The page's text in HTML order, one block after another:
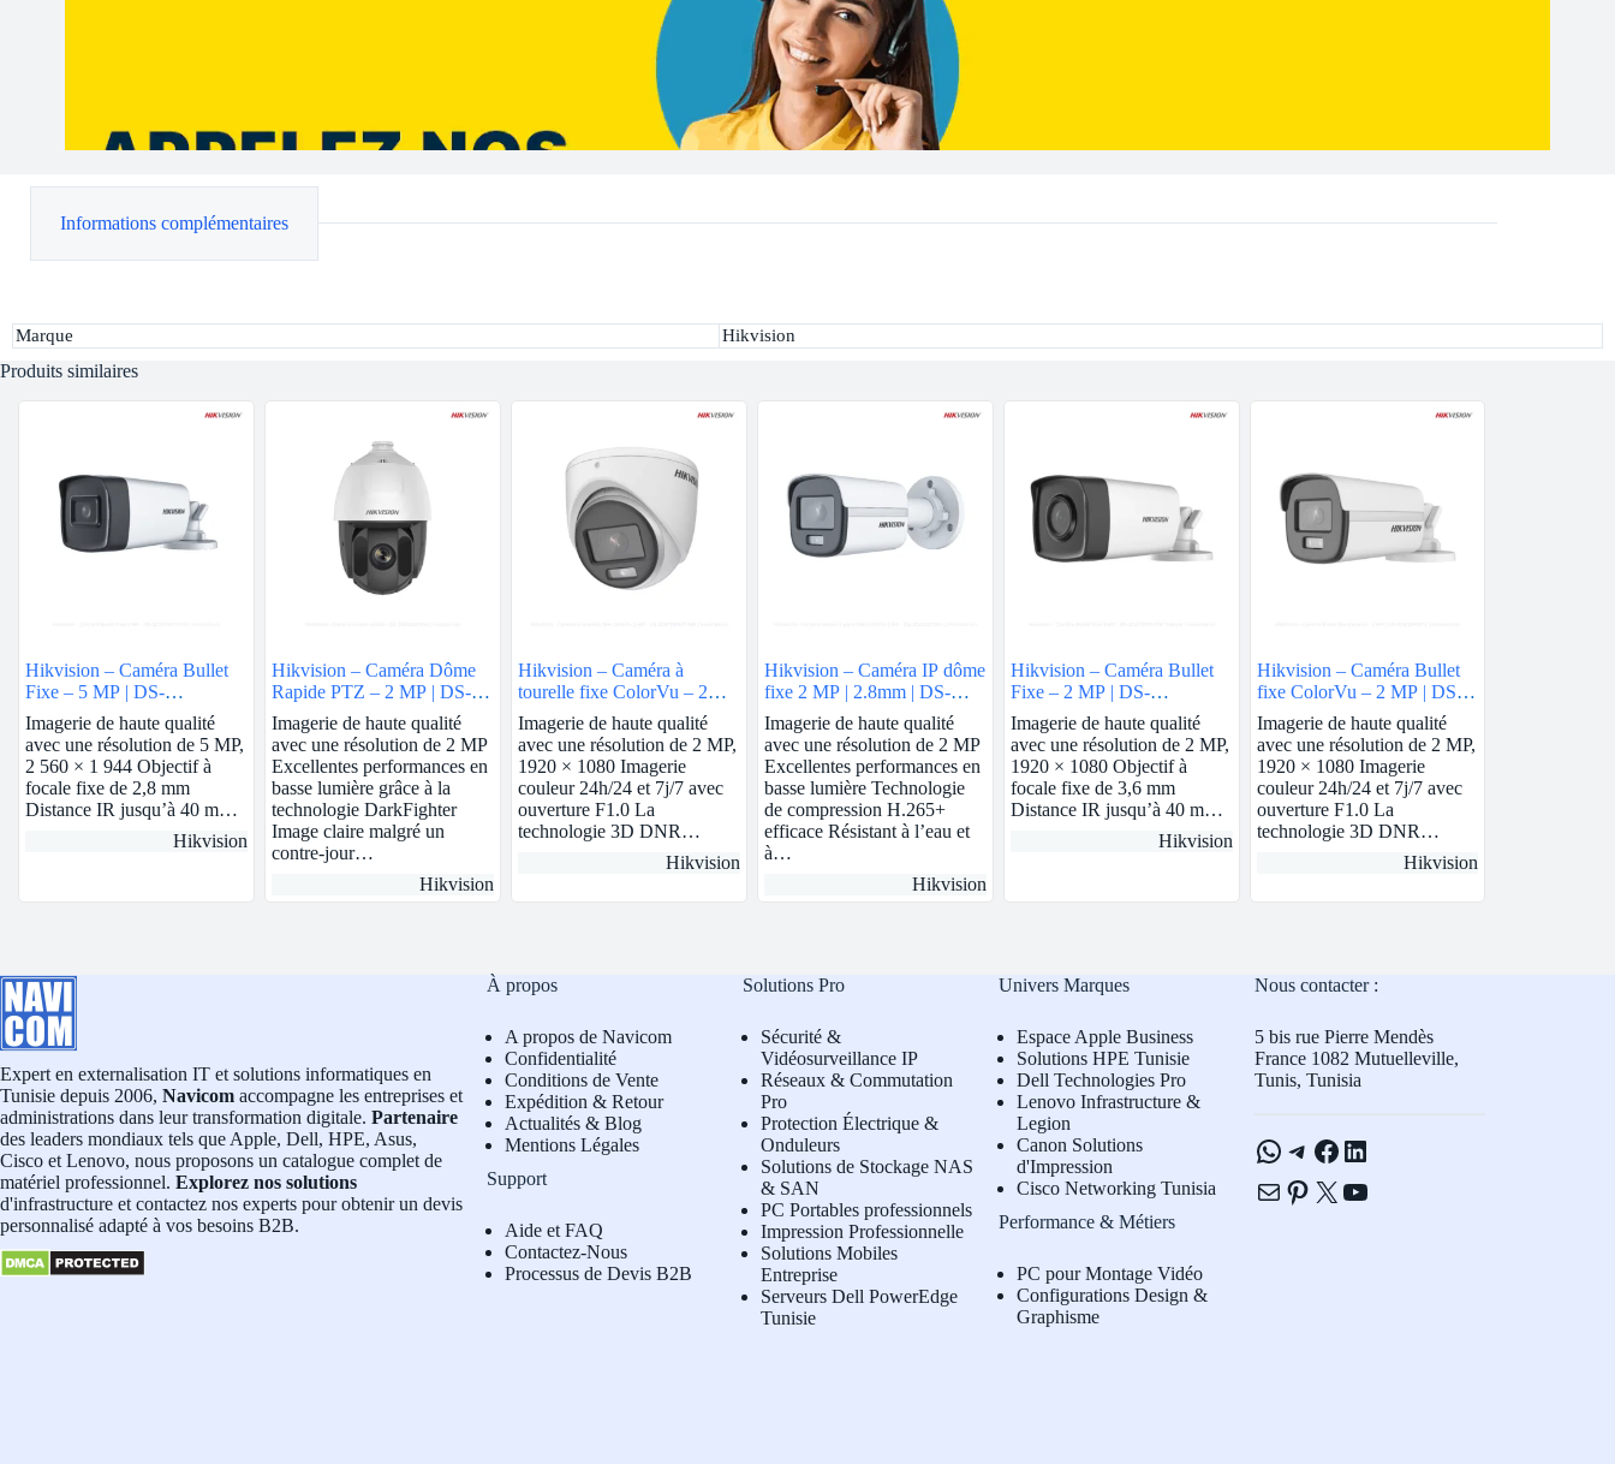
Informations complémentaires
Marque Hikvision
Produits similaires
Hikvision – Caméra Bullet
Fixe – 5 MP | DS-
2CE17H0T-IT3F
Imagerie de haute qualité
avec une résolution de 5 MP,
2 560 × 1 944 Objectif à
focale fixe de 2,8 mm
Distance IR jusqu’à 40 m…
Hikvision
Hikvision – Caméra Dôme
Rapide PTZ – 2 MP | DS-
2AE5225TI-A
Imagerie de haute qualité
avec une résolution de 2 MP
Excellentes performances en
basse lumière grâce à la
technologie DarkFighter
Image claire malgré un
contre-jour…
Hikvision
Hikvision – Caméra à
tourelle fixe ColorVu – 2
MP | DS-2CE70DF0T-MF
Imagerie de haute qualité
avec une résolution de 2 MP,
1920 × 1080 Imagerie
couleur 24h/24 et 7j/7 avec
ouverture F1.0 La
technologie 3D DNR…
Hikvision
Hikvision – Caméra IP dôme
fixe 2 MP | 2.8mm | DS-
2CD1123G0E-I
Imagerie de haute qualité
avec une résolution de 2 MP
Excellentes performances en
basse lumière Technologie
de compression H.265+
efficace Résistant à l’eau et
à…
Hikvision
Hikvision – Caméra Bullet
Fixe – 2 MP | DS-
2CE17D0T-IT3F
Imagerie de haute qualité
avec une résolution de 2 MP,
1920 × 1080 Objectif à
focale fixe de 3,6 mm
Distance IR jusqu’à 40 m…
Hikvision
Hikvision – Caméra Bullet
fixe ColorVu – 2 MP | DS-
2CE12DF0T-F
Imagerie de haute qualité
avec une résolution de 2 MP,
1920 × 1080 Imagerie
couleur 24h/24 et 7j/7 avec
ouverture F1.0 La
technologie 3D DNR…
Hikvision
Expert en externalisation IT et solutions informatiques en
Tunisie depuis 2006, Navicom accompagne les entreprises et
administrations dans leur transformation digitale. Partenaire
des leaders mondiaux tels que Apple, Dell, HPE, Asus,
Cisco et Lenovo, nous proposons un catalogue complet de
matériel professionnel. Explorez nos solutions
d'infrastructure et contactez nos experts pour obtenir un devis
personnalisé adapté à vos besoins B2B.
À propos
A propos de Navicom
Confidentialité
Conditions de Vente
Expédition & Retour
Actualités & Blog
Mentions Légales
Support
Aide et FAQ
Contactez-Nous
Processus de Devis B2B
Solutions Pro
Sécurité &
Vidéosurveillance IP
Réseaux & Commutation
Pro
Protection Électrique &
Onduleurs
Solutions de Stockage NAS
& SAN
PC Portables professionnels
Impression Professionnelle
Solutions Mobiles
Entreprise
Serveurs Dell PowerEdge
Tunisie
Univers Marques
Espace Apple Business
Solutions HPE Tunisie
Dell Technologies Pro
Lenovo Infrastructure &
Legion
Canon Solutions
d'Impression
Cisco Networking Tunisia
Performance & Métiers
PC pour Montage Vidéo
Configurations Design &
Graphisme
Nous contacter :
5 bis rue Pierre Mendès
France 1082 Mutuelleville,
Tunis, Tunisia
WhatsApp
Telegram
Facebook
LinkedIn
E-mailPinterest
X YouTube